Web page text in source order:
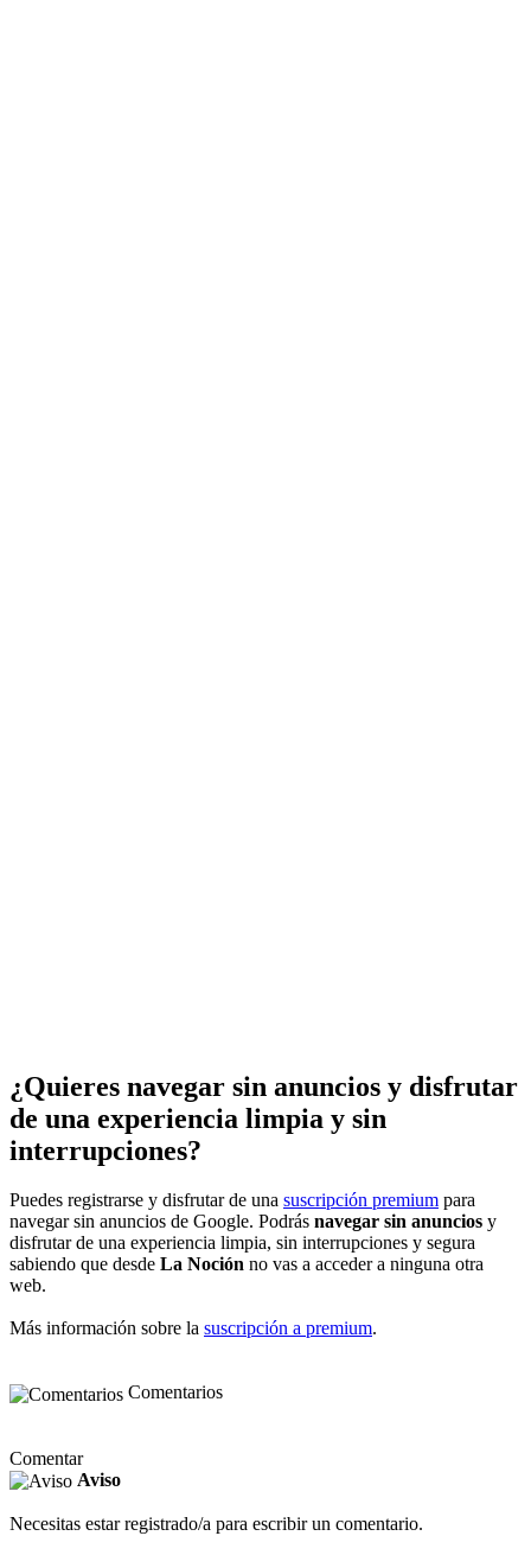
¿Quieres navegar sin anuncios y disfrutar
de una experiencia limpia y sin
interrupciones?
Puedes registrarse y disfrutar de una suscripción premium para
navegar sin anuncios de Google. Podrás navegar sin anuncios y
disfrutar de una experiencia limpia, sin interrupciones y segura
sabiendo que desde La Noción no vas a acceder a ninguna otra
web.
Más información sobre la suscripción a premium.
Comentarios
Comentar
Aviso
Necesitas estar registrado/a para escribir un comentario.